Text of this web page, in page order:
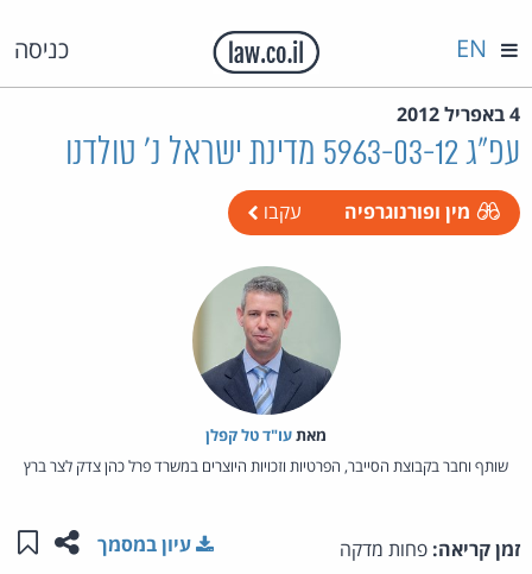
כניסה EN
4 באפריל 2012
עפ"ג 5963-03-12 מדינת ישראל נ' טולדנו
מין ופורנוגרפיה עקבו
מאת‏עו"ד טל קפלן
שותף וחבר בקבוצת הסייבר, הפרטיות וזכויות היוצרים במשרד פרל כהן צדק לצר ברץ
זמן קריאה: פחות מדקה שתפו
עיון במסמך